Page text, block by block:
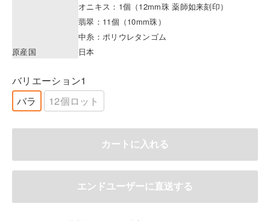
オニキス：1個（12mm珠 薬師如来刻印）
翡翠：11個（10mm珠）
中糸：ポリウレタンゴム
原産国
日本
バリエーション1
バラ
12個ロット